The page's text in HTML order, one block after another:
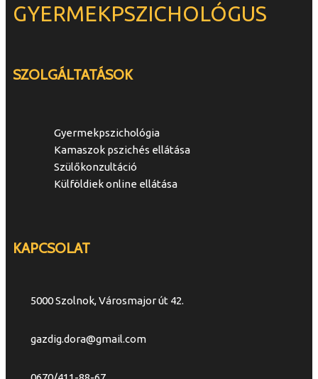
GYERMEKPSZICHOLÓGUS
SZOLGÁLTATÁSOK
Gyermekpszichológia
Kamaszok pszichés ellátása
Szülőkonzultáció
Külföldiek online ellátása
KAPCSOLAT
5000 Szolnok, Városmajor út 42.
gazdig.dora@gmail.com